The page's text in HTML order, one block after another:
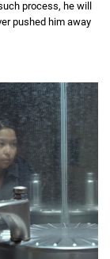
process, he will
pushed him away